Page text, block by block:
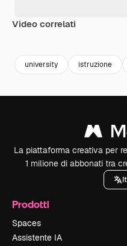
Video correlati
university istruzione
La piattaforma creativa per
1 milione di abbonati tra
Prodotti
Spaces
Assistente IA